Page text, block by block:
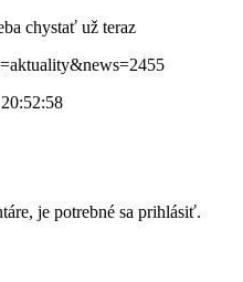
chystať už teraz
je potrebné sa prihlásiť.